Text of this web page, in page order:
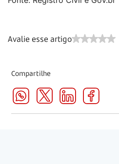
Avalie esse artigo
Compartilhe